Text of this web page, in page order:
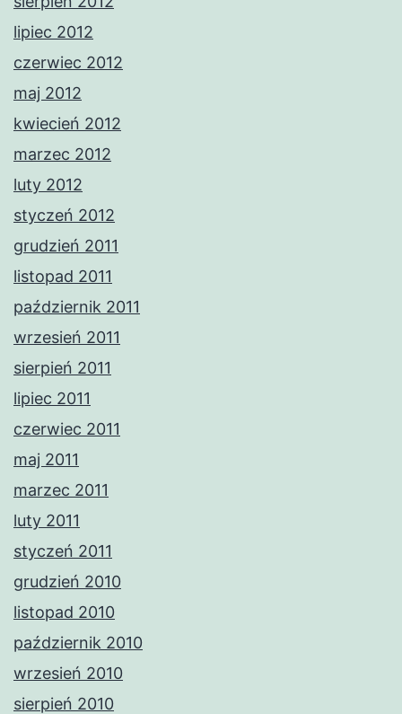
lipiec 2012
czerwiec 2012
maj 2012
kwiecień 2012
marzec 2012
luty 2012
styczeń 2012
grudzień 2011
listopad 2011
październik 2011
wrzesień 2011
sierpień 2011
lipiec 2011
czerwiec 2011
maj 2011
marzec 2011
luty 2011
styczeń 2011
grudzień 2010
listopad 2010
październik 2010
wrzesień 2010
sierpień 2010